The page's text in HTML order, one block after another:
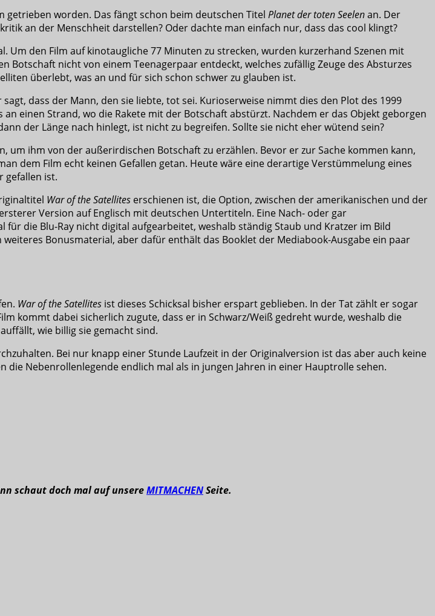
worden. Das fängt schon beim deutschen Titel Planet der toten Seelenan. Der
an der Menschheit darstellen? Oder dachte man einfach nur, dass das cool klingt?
den Film auf kinotaugliche 77 Minuten zu strecken, wurden kurzerhand Szenen mit
nicht von einem Teenagerpaar entdeckt, welches zufällig Zeuge des Absturzes
überlebt, was an und für sich schon schwer zu glauben ist.
dass der Mann, den sie liebte, tot sei. Kurioserweise nimmt dies den Plot des 1999
einen Strand, wo die Rakete mit der Botschaft abstürzt. Nachdem er das Objekt geborgen
der Länge nach hinlegt, ist nicht zu begreifen. Sollte sie nicht eher wütend sein?
ihm von der außerirdischen Botschaft zu erzählen. Bevor er zur Sache kommen kann,
dem Film echt keinen Gefallen getan. Heute wäre eine derartige Verstümmelung eines
gefallen ist.
War of the Satellites erschienen ist, die Option, zwischen der amerikanischen und der
Version auf Englisch mit deutschen Untertiteln. Eine Nach- oder gar
die Blu-Ray nicht digital aufgearbeitet, weshalb ständig Staub und Kratzer im Bild
Bonusmaterial, aber dafür enthält das Booklet der Mediabook-Ausgabe ein paar
War of the Satellites ist dieses Schicksal bisher erspart geblieben. In der Tat zählt er sogar
kommt dabei sicherlich zugute, dass er in Schwarz/Weiß gedreht wurde, weshalb die
wie billig sie gemacht sind.
Bei nur knapp einer Stunde Laufzeit in der Originalversion ist das aber auch keine
Nebenrollenlegende endlich mal als in jungen Jahren in einer Hauptrolle sehen.
schaut doch mal auf unsereMITMACHENSeite.